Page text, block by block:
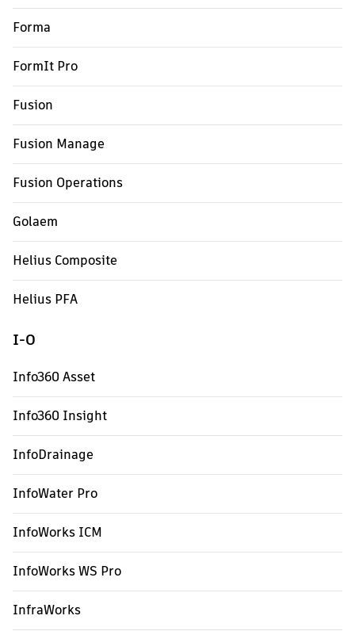
Forma
FormIt Pro
Fusion
Fusion Manage
Fusion Operations
Golaem
Helius Composite
Helius PFA
I-O
Info360 Asset
Info360 Insight
InfoDrainage
InfoWater Pro
InfoWorks ICM
InfoWorks WS Pro
InfraWorks